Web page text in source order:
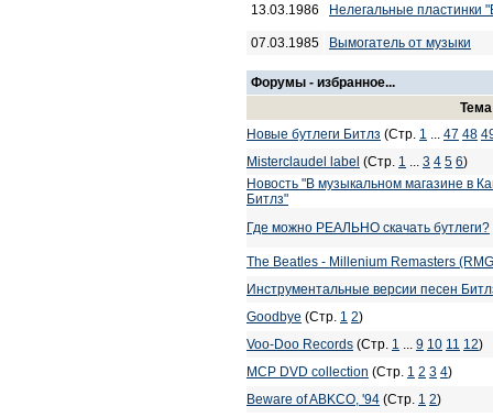
13.03.1986 Нелегальные пластинки
07.03.1985 Вымогатель от музыки
Форумы - избранное...
Новые бутлеги Битлз (Стр. 1 47 48
Misterclaudel label (Стр. 1 3 4 5 6)
Новость "В музыкальном магазине в
Битлз"
Где можно РЕАЛЬНО скачать бутлеги?
The Beatles - Millenium Remasters
Инструментальные версии песен
Goodbye (Стр. 1 2)
Voo-Doo Records (Стр. 1 9 10 11 12)
MCP DVD collection (Стр. 1 2 3 4)
Beware of ABKCO, '94 (Стр. 1 2)